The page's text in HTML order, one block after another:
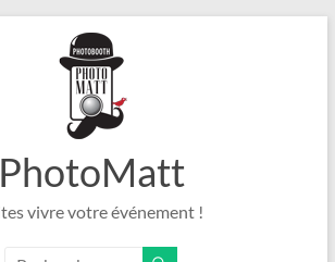
PhotoMatt
vivre votre événement !